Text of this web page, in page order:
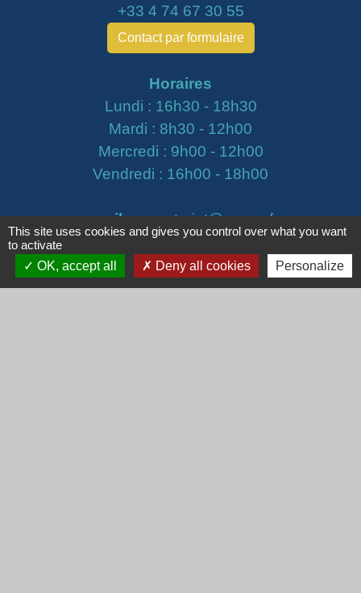
+33 4 74 67 30 55
Contact par formulaire
Horaires
Lundi : 16h30 - 18h30
Mardi : 8h30 - 12h00
Mercredi : 9h00 - 12h00
Vendredi : 16h00 - 18h00
email :secretariat@cogny.fr
Liens
This site uses cookies and gives you control over what you want
to activate
OK, accept all
Deny all cookies Personalize